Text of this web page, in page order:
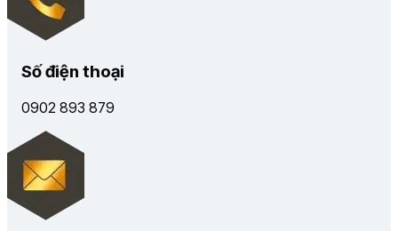
Số điện thoại
0902 893 879